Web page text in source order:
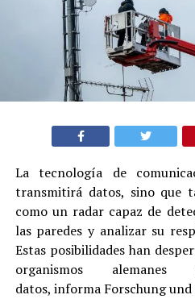
La tecnología de
transmitirá datos, sino que
como un radar capaz de
las paredes y analizar su
Estas posibilidades han
organismos
datos, informa Forschung und